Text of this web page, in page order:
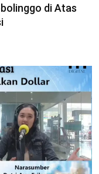
di Atas